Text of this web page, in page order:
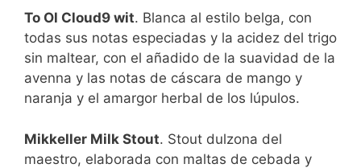
To Ol Cloud9 wit. Blanca al estilo belga, con
todas sus notas especiadas y la acidez del trigo
sin maltear, con el añadido de la suavidad de la
avenna y las notas de cáscara de mango y
naranja y el amargor herbal de los lúpulos.
Mikkeller Milk Stout. Stout dulzona del
maestro, elaborada con maltas de cebada y